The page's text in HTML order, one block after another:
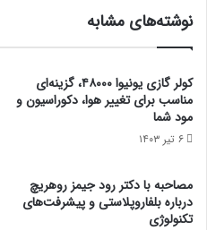
نوشته‌های مشابه
کولر گازی یونیوا ۴۸۰۰۰، گزینه‌ای
مناسب برای تغییر هوا، دکوراسیون و
مود شما
۶ تیر ۱۴۰۳
مصاحبه با دکتر رود جیمز روهریچ
درباره بلفاروپلاستی و پیشرفت‌های
تکنولوژی